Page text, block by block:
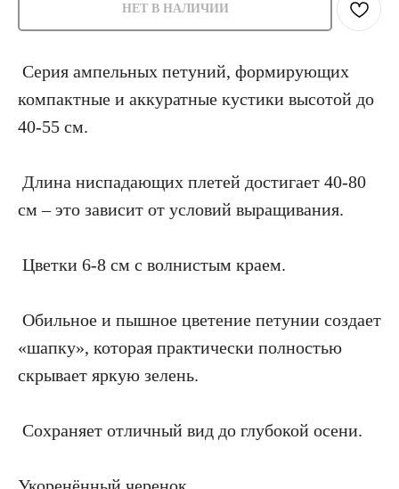
НЕТ В НАЛИЧИИ
Серия ампельных петуний, формирующих
компактные и аккуратные кустики высотой до
40-55 см.
Длина ниспадающих плетей достигает 40-80
см – это зависит от условий выращивания.
Цветки 6-8 см с волнистым краем.
Обильное и пышное цветение петунии создает
«шапку», которая практически полностью
скрывает яркую зелень.
Сохраняет отличный вид до глубокой осени.